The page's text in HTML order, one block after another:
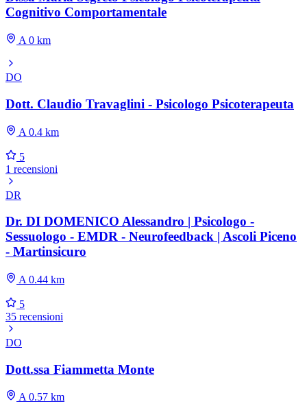
Cognitivo Comportamentale
A 0 km
DO
Dott. Claudio Travaglini - Psicologo Psicoterapeuta
A 0.4 km
5
1 recensioni
DR
Dr. DI DOMENICO Alessandro | Psicologo -
Sessuologo - EMDR - Neurofeedback | Ascoli Piceno
- Martinsicuro
A 0.44 km
5
35 recensioni
DO
Dott.ssa Fiammetta Monte
A 0.57 km